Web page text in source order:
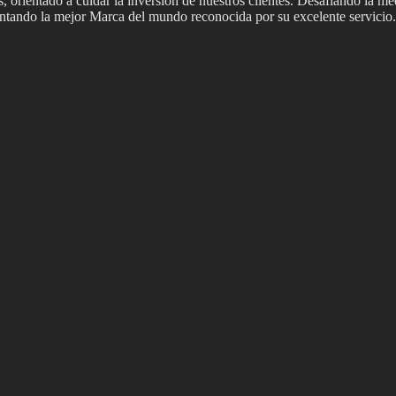
la mejor Marca del mundo reconocida por su excelente servicio.